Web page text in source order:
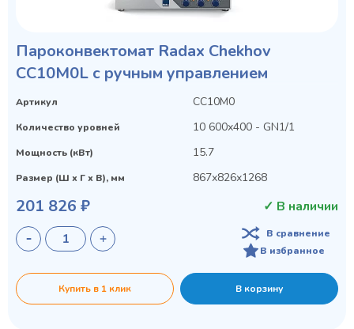
Пароконвектомат Radax Chekhov
CC10M0L с ручным управлением
Артикул CC10M0
Количество уровней 10 600х400 - GN1/1
Мощность (кВт) 15.7
Размер (Ш х Г х В), мм 867х826х1268
201 826 ₽ ✓ В наличии
В сравнение
В избранное
Купить в 1 клик В корзину
Privacy notice